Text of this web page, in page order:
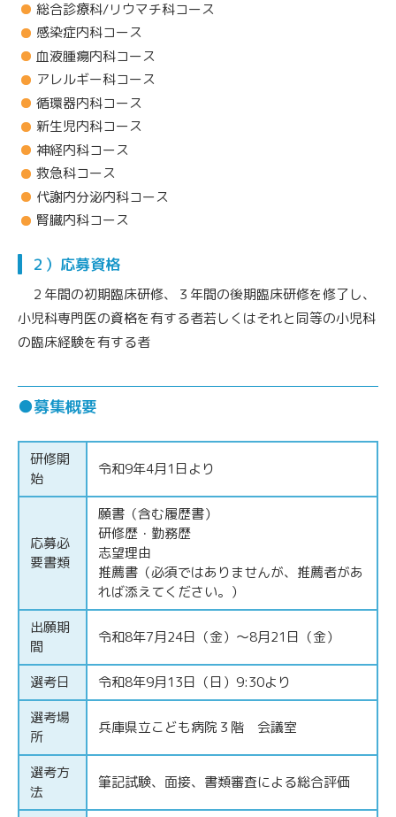
総合診療科/リウマチ科コース
感染症内科コース
血液腫瘍内科コース
アレルギー科コース
循環器内科コース
新生児内科コース
神経内科コース
救急科コース
代謝内分泌内科コース
腎臓内科コース
２）応募資格
２年間の初期臨床研修、３年間の後期臨床研修を修了し、
小児科専門医の資格を有する者若しくはそれと同等の小児科
の臨床経験を有する者
●募集概要
研修開
始
令和9年4月1日より
応募必
要書類
願書（含む履歴書）
研修歴・勤務歴
志望理由
推薦書（必須ではありませんが、推薦者があ
れば添えてください。）
出願期
間
令和8年7月24日（金）～8月21日（金）
選考日
令和8年9月13日（日）9:30より
選考場
所
兵庫県立こども病院３階 会議室
選考方
法
筆記試験、面接、書類審査による総合評価